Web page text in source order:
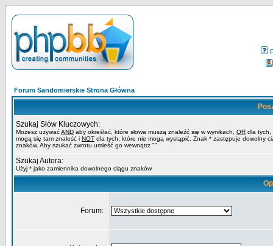
Forum Sandomierskie Strona Główna
Szukaj Słów Kluczowych:
Możesz używaćAND aby określać, które słowa muszą znaleźć się w wynikach, OR dla tych,
mogą się tam znaleść i NOT dla tych, które nie mogą wystąpić. Znak * zastępuje dowolny
znaków. Aby szukać zwrotu umieść go wewnątrz ""
Szukaj Autora:
Użyj * jako zamiennika dowolnego ciągu znaków
Forum: